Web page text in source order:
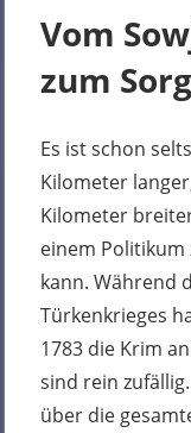
Vom
zum
Es ist schon
Kilometer
Kilometer
einem
kann. Während
Türkenkrieges
1783 die Krim
sind rein
über die